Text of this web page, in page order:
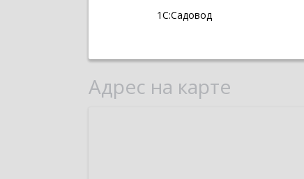
1С:Садовод
Адрес на карте